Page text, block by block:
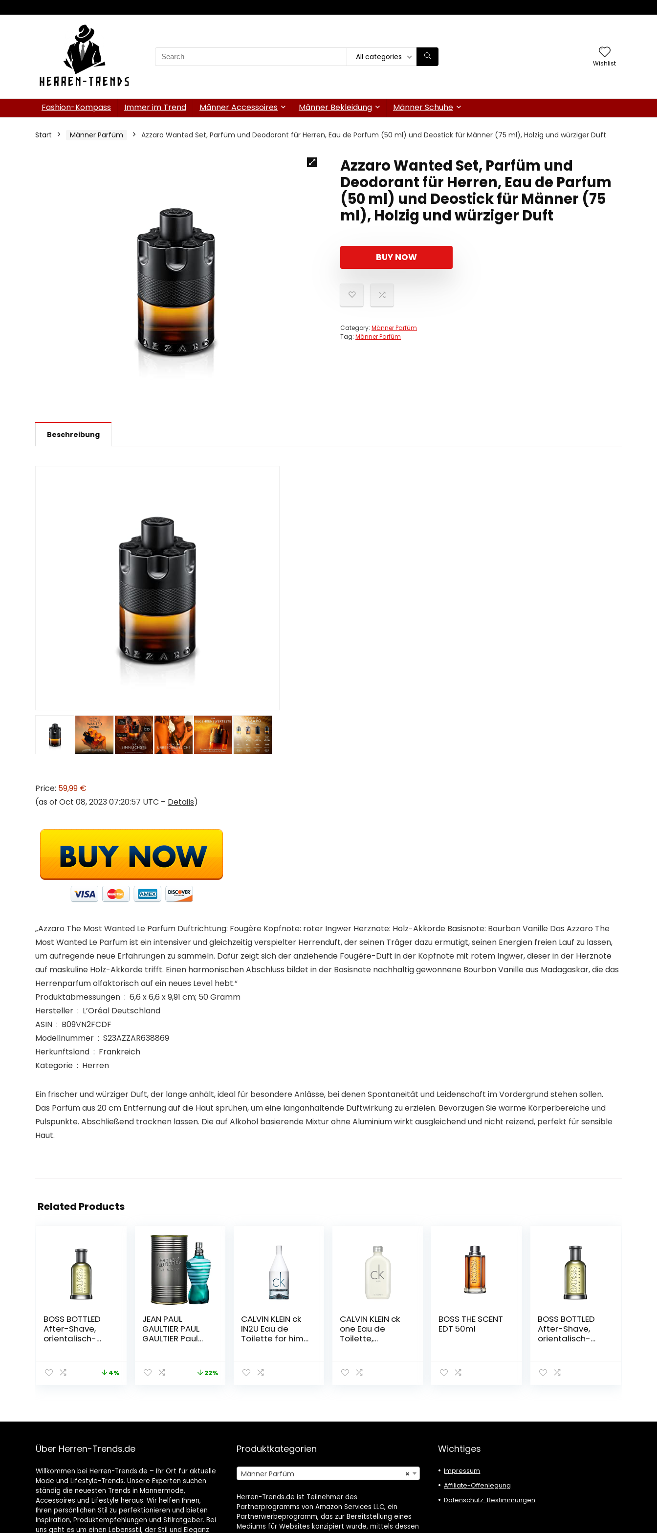
Search
for:
All categories
Wishlist
Fashion-Kompass Immer im Trend Männer Accessoires Männer Bekleidung Männer Schuhe
Start Männer Parfüm Azzaro Wanted Set, Parfüm und Deodorant für Herren, Eau de Parfum (50 ml) und Deostick für Männer (75 ml), Holzig und würziger Duft
Azzaro Wanted Set, Parfüm und
Deodorant für Herren, Eau de Parfum
(50 ml) und Deostick für Männer (75
ml), Holzig und würziger Duft
BUY NOW
Category: Männer Parfüm
Tag: Männer Parfüm
Beschreibung
Price: 59,99 €
(as of Oct 08, 2023 07:20:57 UTC – Details)
„Azzaro The Most Wanted Le Parfum Duftrichtung: Fougère Kopfnote: roter Ingwer Herznote: Holz-Akkorde Basisnote: Bourbon Vanille Das Azzaro The
Most Wanted Le Parfum ist ein intensiver und gleichzeitig verspielter Herrenduft, der seinen Träger dazu ermutigt, seinen Energien freien Lauf zu lassen,
um aufregende neue Erfahrungen zu sammeln. Dafür zeigt sich der anziehende Fougère-Duft in der Kopfnote mit rotem Ingwer, dieser in der Herznote
auf maskuline Holz-Akkorde trifft. Einen harmonischen Abschluss bildet in der Basisnote nachhaltig gewonnene Bourbon Vanille aus Madagaskar, die das
Herrenparfum olfaktorisch auf ein neues Level hebt.“
Produktabmessungen ‏ : ‎ 6,6 x 6,6 x 9,91 cm; 50 Gramm
Hersteller ‏ : ‎ L’Oréal Deutschland
ASIN ‏ : ‎ B09VN2FCDF
Modellnummer ‏ : ‎ S23AZZAR638869
Herkunftsland ‏ : ‎ Frankreich
Kategorie ‏ : ‎ Herren
Ein frischer und würziger Duft, der lange anhält, ideal für besondere Anlässe, bei denen Spontaneität und Leidenschaft im Vordergrund stehen sollen.
Das Parfüm aus 20 cm Entfernung auf die Haut sprühen, um eine langanhaltende Duftwirkung zu erzielen. Bevorzugen Sie warme Körperbereiche und
Pulspunkte. Abschließend trocknen lassen. Die auf Alkohol basierende Mixtur ohne Aluminium wirkt ausgleichend und nicht reizend, perfekt für sensible
Haut.
Related Products
BOSS BOTTLED
After-Shave,
orientalisch-
Zimt und
Moschusnoten 4%
JEAN PAUL
GAULTIER PAUL
GAULTIER Paul
75 ml
22%
CALVIN KLEIN ck
IN2U Eau de
Toilette for him,
Herrenduft
CALVIN KLEIN ck
one Eau de
Toilette,
Unisex-Duft für
Frauen und
BOSS THE SCENT
EDT 50ml
BOSS BOTTLED
After-Shave,
orientalisch-
Zimt und
Moschusnoten
Über Herren-Trends.de
Willkommen bei Herren-Trends.de – Ihr Ort für aktuelle
Mode und Lifestyle-Trends. Unsere Experten suchen
ständig die neuesten Trends in Männermode,
Accessoires und Lifestyle heraus. Wir helfen Ihnen,
Ihren persönlichen Stil zu perfektionieren und bieten
Inspiration, Produktempfehlungen und Stilratgeber. Bei
uns geht es um einen Lebensstil, der Stil und Eleganz
Produktkategorien
×
Männer Parfüm
Herren-Trends.de ist Teilnehmer des
Partnerprogramms von Amazon Services LLC, ein
Partnerwerbeprogramm, das zur Bereitstellung eines
Mediums für Websites konzipiert wurde, mittels dessen
Wichtiges
Impressum
Affiliate-Offenlegung
Datenschutz-Bestimmungen